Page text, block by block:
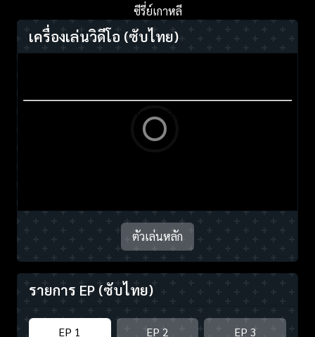
ซีรี่ย์เกาหลี
เครื่องเล่นวิดีโอ (ซับไทย)
ตัวเล่นหลัก
รายการ EP (ซับไทย)
EP 1 EP 2 EP 3